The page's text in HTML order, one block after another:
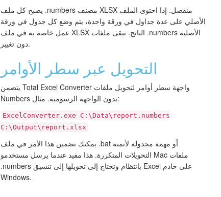
يصبح كل ملف .numbers مصنف XLSX منفصل. إذا احتوى الملف
الأصلي على عدة جداول في ورقة واحدة، يتم وضع كل جدول في ورقة
عمل خاصة به في ملف XLSX الناتج. تبقى ملفات .numbers الأصلية
دون تغيير.
التحويل عبر سطر الأوامر
يتضمن Total Excel Converter واجهة سطر أوامر لتحويل ملفات
Numbers بدون الواجهة الرسومية. مثال:
ExcelConverter.exe C:\Data\report.numbers
C:\Output\report.xlsx
يمكنك تضمين هذا الأمر في ملف .bat أو مهمة مجدولة لأتمتة
التحويلات المتكررة. هذا مفيد عندما يرسل مستخدمو Mac ملفات
.numbers بانتظام وتحتاج إلى تحويلها إلى تنسيق Excel على خادم
Windows.